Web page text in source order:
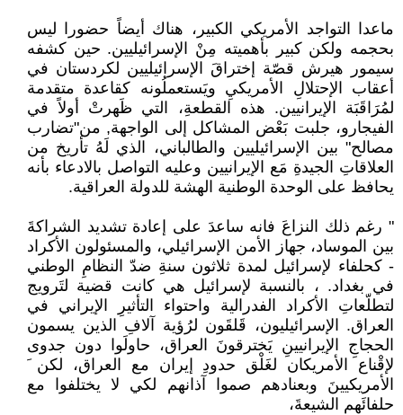
ماعدا التواجد الأمريكي الكبير، هناك أيضاً حضورا ليس
بحجمه ولكن كبير بأهميته مِنْ الإسرائيليين. حين كشفه
سيمور هيرش قصّة إختراقَ الإسرائيليين لكردستان في
أعقاب الإحتلالِ الأمريكيِ ويَستعملُونه كقاعدة متقدمة
لمُرَاقَبَة الإيرانيين. هذه القطعةِ، التي ظَهرتْ أولاً في
الفيجارو، جلبت بَعْض المشاكل إلى الواجهة, من"تضارب
مصالح" بين الإسرائيليين والطالباني، الذي لَهُ تأريخ من
العلاقاتِ الجيدةِ مَع الإيرانيين وعليه التواصل بالادعاء بأنه
يحافظ على الوحدة الوطنية الهشة للدولة العراقية.
" رغم ذلك النزاعَ فانه ساعدَ على إعادة تشديد الشراكةَ
بين الموساد، جهاز الأمن الإسرائيلي، والمسئولون الأكراد
- كحلفاء لإسرائيل لمدة ثلاثون سنةِ ضدّ النظامِ الوطني
في بغداد. ، بالنسبة لإسرائيل هي كانت قضية لتَرويج
لتطلّعاتِ الأكراد الفدرالية واحتواء التأثيرِ الإيراني في
العراق. الإسرائيليون، قَلقَون لرُؤية آلافِ الذين يسمون
الحجاجِ الإيرانيينِ يَخترقونَ العراق، حاولَوا دون جدوى
لإقْناع الأمريكان لغَلْق حدودِ إيران مع العراق، لكن َ
الأمريكيينَ وبعنادهم صموا آذانهم لكي لا يختلفوا مع
حلفائَهم الشيعةَ،